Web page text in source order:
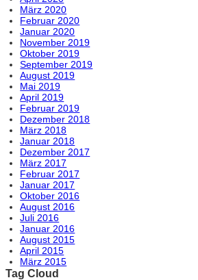
März 2020
Februar 2020
Januar 2020
November 2019
Oktober 2019
September 2019
August 2019
Mai 2019
April 2019
Februar 2019
Dezember 2018
März 2018
Januar 2018
Dezember 2017
März 2017
Februar 2017
Januar 2017
Oktober 2016
August 2016
Juli 2016
Januar 2016
August 2015
April 2015
März 2015
Tag Cloud